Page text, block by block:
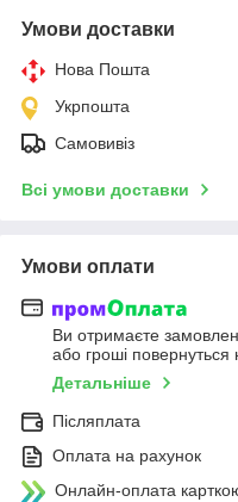
Умови доставки
Нова Пошта
Укрпошта
Самовивіз
Всі умови доставки
Умови оплати
Ви отримаєте
або гроші повернуться
Детальніше
Післяплата
Оплата на рахунок
Онлайн-оплата